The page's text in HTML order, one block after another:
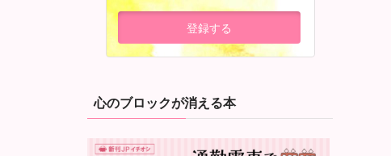
心のブロックが消える本